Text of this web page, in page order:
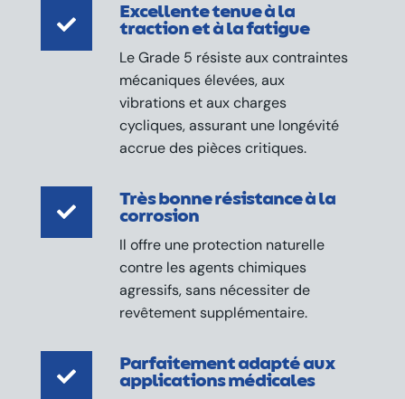

Excellente tenue à la
traction et à la fatigue
Le Grade 5 résiste aux contraintes
mécaniques élevées, aux
vibrations et aux charges
cycliques, assurant une longévité
accrue des pièces critiques.

Très bonne résistance à la
corrosion
Il offre une protection naturelle
contre les agents chimiques
agressifs, sans nécessiter de
revêtement supplémentaire.

Parfaitement adapté aux
applications médicales